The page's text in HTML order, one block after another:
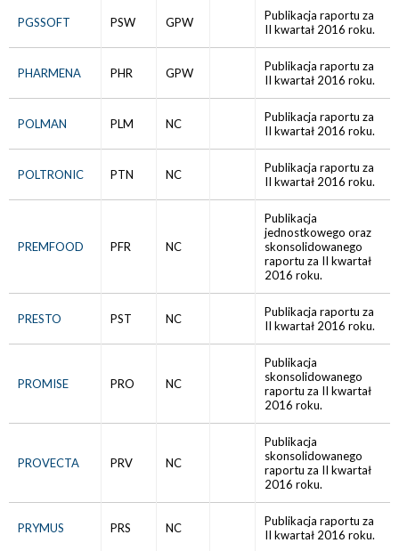
PGSSOFT PSW GPW
Publikacja raportu za
II kwartał 2016 roku.
PHARMENA PHR GPW
Publikacja raportu za
II kwartał 2016 roku.
POLMAN PLM NC
Publikacja raportu za
II kwartał 2016 roku.
POLTRONIC PTN NC
Publikacja raportu za
II kwartał 2016 roku.
PREMFOOD PFR NC
Publikacja
jednostkowego oraz
skonsolidowanego
raportu za II kwartał
2016 roku.
PRESTO PST NC
Publikacja raportu za
II kwartał 2016 roku.
PROMISE PRO NC
Publikacja
skonsolidowanego
raportu za II kwartał
2016 roku.
PROVECTA PRV NC
Publikacja
skonsolidowanego
raportu za II kwartał
2016 roku.
PRYMUS PRS NC
Publikacja raportu za
II kwartał 2016 roku.